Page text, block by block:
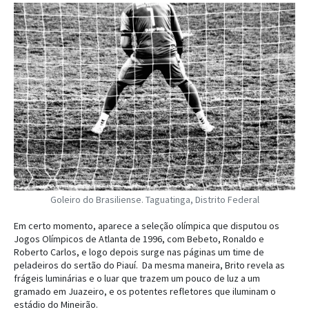
Goleiro do Brasiliense. Taguatinga, Distrito Federal
Em certo momento, aparece a seleção olímpica que disputou os
Jogos Olímpicos de Atlanta de 1996, com Bebeto, Ronaldo e
Roberto Carlos, e logo depois surge nas páginas um time de
peladeiros do sertão do Piauí. Da mesma maneira, Brito revela as
frágeis luminárias e o luar que trazem um pouco de luz a um
gramado em Juazeiro, e os potentes refletores que iluminam o
estádio do Mineirão.